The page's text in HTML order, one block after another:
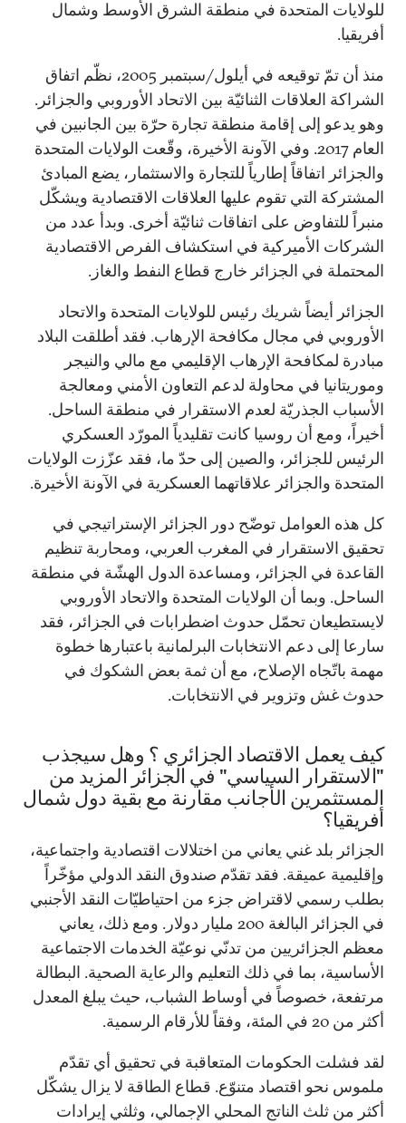
للولايات المتحدة في منطقة الشرق الأوسط وشمال
أفريقيا.
منذ أن تمّ توقيعه في أيلول/سبتمبر 2005، نظّم اتفاق
الشراكة العلاقات الثنائيّة بين الاتحاد الأوروبي والجزائر.
وهو يدعو إلى إقامة منطقة تجارة حرّة بين الجانبين في
العام 2017. وفي الآونة الأخيرة، وقّعت الولايات المتحدة
والجزائر اتفاقاً إطارياً للتجارة والاستثمار، يضع المبادئ
المشتركة التي تقوم عليها العلاقات الاقتصادية ويشكّل
منبراً للتفاوض على اتفاقات ثنائيّة أخرى. وبدأ عدد من
الشركات الأميركية في استكشاف الفرص الاقتصادية
المحتملة في الجزائر خارج قطاع النفط والغاز.
الجزائر أيضاً شريك رئيس للولايات المتحدة والاتحاد
الأوروبي في مجال مكافحة الإرهاب. فقد أطلقت البلاد
مبادرة لمكافحة الإرهاب الإقليمي مع مالي والنيجر
وموريتانيا في محاولة لدعم التعاون الأمني ومعالجة
الأسباب الجذريّة لعدم الاستقرار في منطقة الساحل.
أخيراً، ومع أن روسيا كانت تقليدياً المورّد العسكري
الرئيس للجزائر، والصين إلى حدّ ما، فقد عزّزت الولايات
المتحدة والجزائر علاقاتهما العسكرية في الآونة الأخيرة.
كل هذه العوامل توضّح دور الجزائر الإستراتيجي في
تحقيق الاستقرار في المغرب العربي، ومحاربة تنظيم
القاعدة في الجزائر، ومساعدة الدول الهشّة في منطقة
الساحل. وبما أن الولايات المتحدة والاتحاد الأوروبي
لايستطيعان تحمّل حدوث اضطرابات في الجزائر، فقد
سارعا إلى دعم الانتخابات البرلمانية باعتبارها خطوة
مهمة باتّجاه الإصلاح، مع أن ثمة بعض الشكوك في
حدوث غش وتزوير في الانتخابات.
كيف يعمل الاقتصاد الجزائري ؟ وهل سيجذب
"الاستقرار السياسي" في الجزائر المزيد من
المستثمرين الأجانب مقارنة مع بقية دول شمال
أفريقيا؟
الجزائر بلد غني يعاني من اختلالات اقتصادية واجتماعية،
وإقليمية عميقة. فقد تقدّم صندوق النقد الدولي مؤخّراً
بطلب رسمي لاقتراض جزء من احتياطيّات النقد الأجنبي
في الجزائر البالغة 200 مليار دولار. ومع ذلك، يعاني
معظم الجزائريين من تدنّي نوعيّة الخدمات الاجتماعية
الأساسية، بما في ذلك التعليم والرعاية الصحية. البطالة
مرتفعة، خصوصاً في أوساط الشباب، حيث يبلغ المعدل
أكثر من 20 في المئة، وفقاً للأرقام الرسمية.
لقد فشلت الحكومات المتعاقبة في تحقيق أي تقدّم
ملموس نحو اقتصاد متنوّع. قطاع الطاقة لا يزال يشكّل
أكثر من ثلث الناتج المحلي الإجمالي، وثلثي إيرادات